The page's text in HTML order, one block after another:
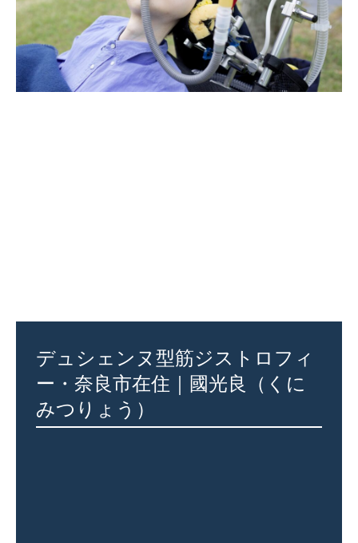
デュシェンヌ型筋ジストロフィ
ー・奈良市在住｜國光良（くに
みつりょう）